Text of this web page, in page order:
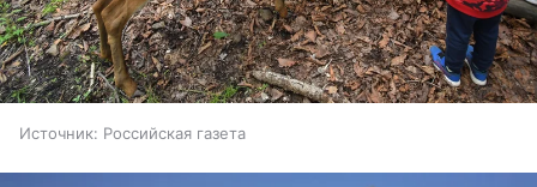
Источник: Российская газета